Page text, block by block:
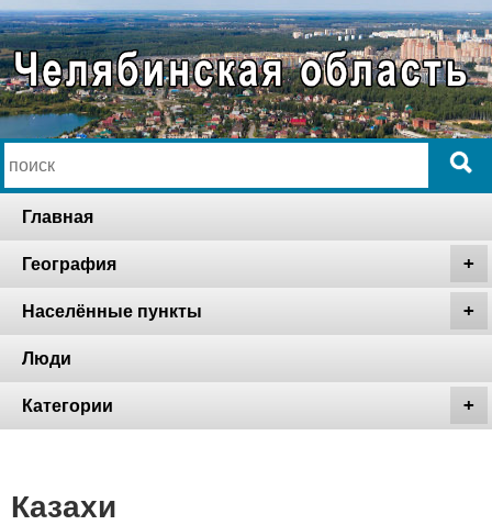
Главная
География
Населённые пункты
Люди
Категории
Казахи